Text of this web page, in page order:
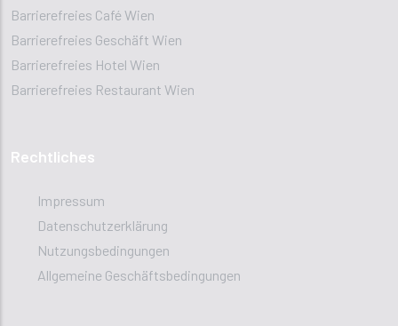
Barrierefreies Café Wien
Barrierefreies Geschäft Wien
Barrierefreies Hotel Wien
Barrierefreies Restaurant Wien
Rechtliches
Impressum
Datenschutzerklärung
Nutzungsbedingungen
Allgemeine Geschäftsbedingungen